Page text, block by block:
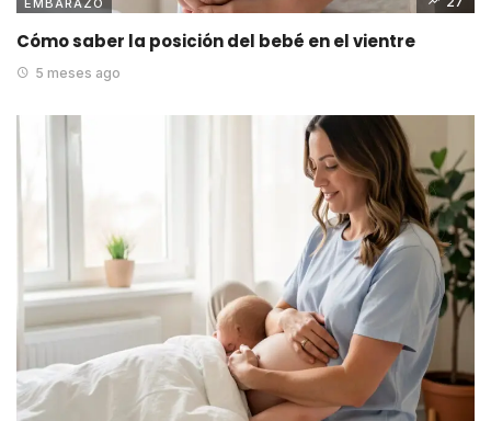
Cómo saber la posición del bebé en el vientre
5 meses ago